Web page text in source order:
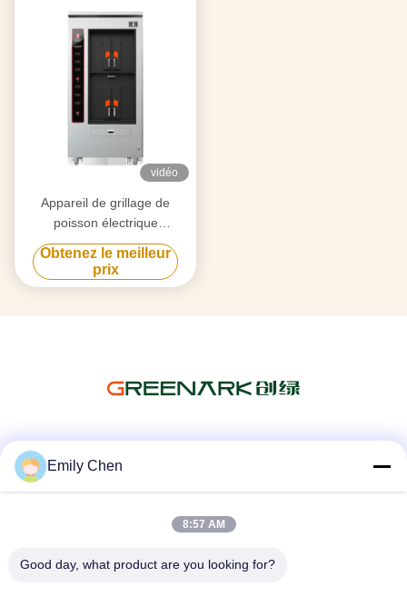
vidéo
Appareil de grillage de
poisson électrique
commercial à double couche
4 compartiments
Obtenez le meilleur
prix
Emily Chen
8:57 AM
Good day, what product are you looking for?